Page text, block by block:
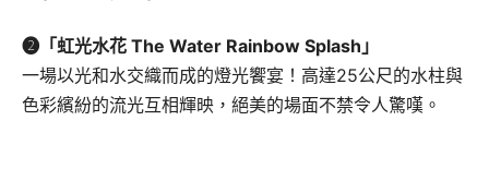
❷「虹光水花 The Water Rainbow Splash」
一場以光和水交織而成的燈光饗宴！高達25公尺的水柱與
色彩繽紛的流光互相輝映，絕美的場面不禁令人驚嘆。